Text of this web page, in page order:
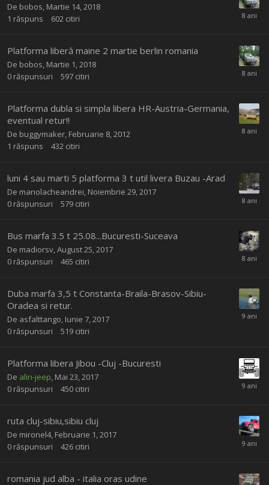
De bobos Martie 14, 2018
1 răspuns 602 citiri
Platforma liberă maine 2 martie berlin romania
De bobos Martie 1, 2018
0 răspunsuri 597 citiri
Platforma dubla si simpla libera HR-Austria-Germania,
eventual retur!!
De buggymaker Februarie 8, 2012
1 răspuns 432 citiri
luni 4 sau marti 5 platforma 3 t util livera Buzau -Arad
De manolacheandrei Noiembrie 29, 2017
0 răspunsuri 579 citiri
Bus marfa 3.5 t 25.08...Bucuresti-Suceava
De madiorsv August 25, 2017
0 răspunsuri 465 citiri
Duba marfa 3,5 t Constanta-Braila-Brasov-Sibiu-
Oradea si retur.
De asfalttango Iunie 7, 2017
0 răspunsuri 519 citiri
Platforma libera Jibou -Cluj -Bucuresti
De alin-jeep Mai 23, 2017
0 răspunsuri 450 citiri
ruta cluj-sibiu,sibiu cluj
De mironel4, Februarie 1, 2017
0 răspunsuri 426 citiri
romania jud alba - italia oras udine